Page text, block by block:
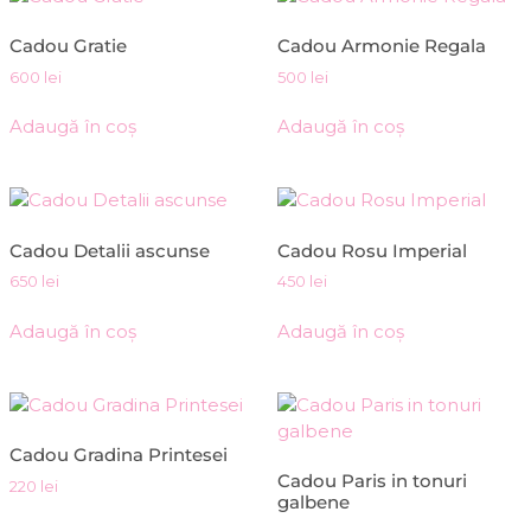
Cadou Gratie
600 lei
Adaugă în coș
Cadou Armonie Regala
500 lei
Adaugă în coș
Cadou Detalii ascunse
650 lei
Adaugă în coș
Cadou Rosu Imperial
450 lei
Adaugă în coș
Cadou Gradina Printesei
220 lei
Cadou Paris in tonuri
galbene